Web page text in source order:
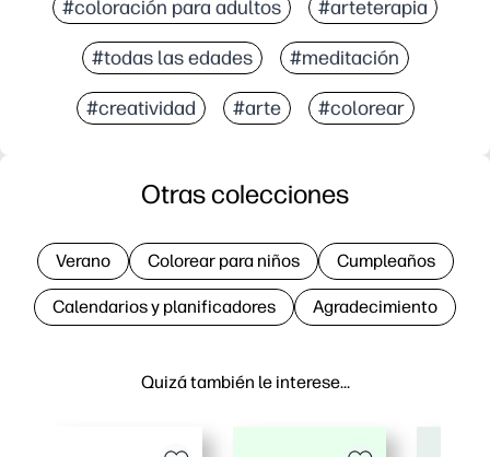
#coloración para adultos #arteterapia
#todas las edades #meditación
#creatividad #arte #colorear
Quizá también le interese…
Otras colecciones
Verano Colorear para niños Cumpleaños
Calendarios y planificadores Agradecimiento